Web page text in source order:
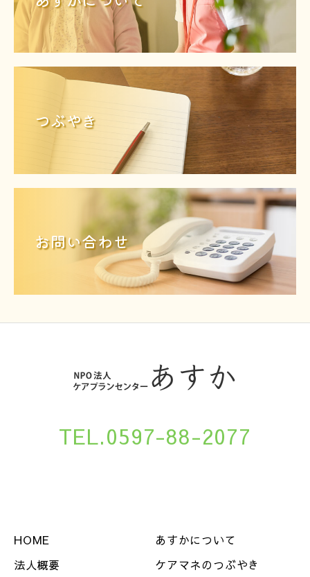
つぶやき
お問い合わせ
TEL.0597-88-2077
HOME
あすかについて
法人概要
ケアマネのつぶやき